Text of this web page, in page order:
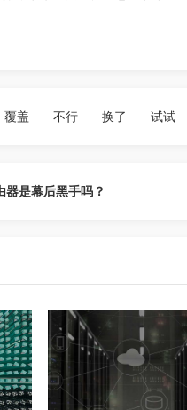
覆盖 不行 换了 试试
器是幕后黑手吗？